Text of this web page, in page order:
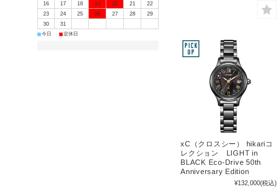
xC（クロスシー） hikariコ
レクション LIGHT in
BLACK Eco-Drive 50th
Anniversary Edition
¥132,000(税込)
16
17 18 19 20 21
22
23
24 25 26 27 28
29
30
31
■今日 ■定休日